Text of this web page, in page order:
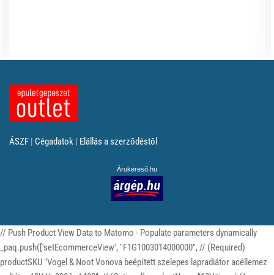
ÁSZF | Cégadatok | Elállás a szerződéstől
Árukereső.hu
// Push Product View Data to Matomo - Populate parameters dynamically
_paq.push(['setEcommerceView', "F1G1003014000000", // (Required)
productSKU "Vogel & Noot Vonova beépített szelepes lapradiátor acéllemez